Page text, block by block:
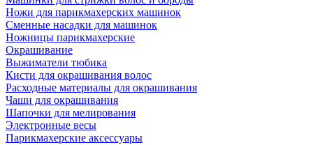
Ножи для парикмахерских машинок
Сменные насадки для машинок
Ножницы парикмахерские
Окрашивание
Выжиматели тюбика
Кисти для окрашивания волос
Расходные материалы для окрашивания
Чаши для окрашивания
Шапочки для мелирования
Электронные весы
Парикмахерские аксессуары